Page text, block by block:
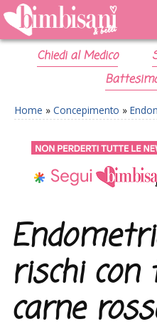
Chiedi al Medico
Home » Concepimento »
rischi con
carne